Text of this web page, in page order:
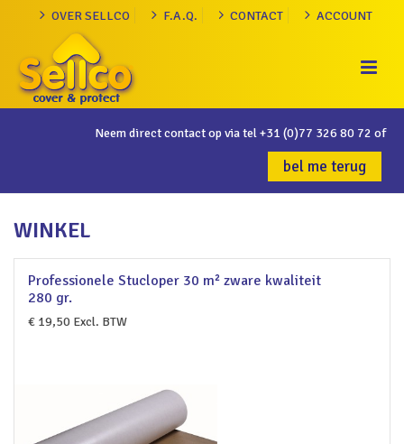
OVER SELLCO F.A.Q. CONTACT ACCOUNT
Neem direct contact op via tel+31 (0)77 326 80 72 of
bel me terug
WINKEL
Professionele Stucloper 30 m² zware kwaliteit
280 gr.
€ 19,50 Excl. BTW